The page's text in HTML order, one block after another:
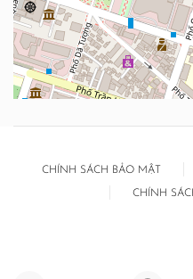
CHÍNH SÁCH BẢO MẬT
CHÍNH